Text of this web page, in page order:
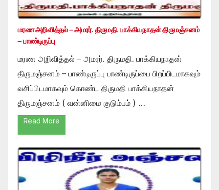
மரண அறிவித்தல் – அமரர். திருமதி. பாக்கியநாதன் திருமஞ்சனம்
– பாண்டிருப்பு
மரண அறிவித்தல் – அமரர். திருமதி. பாக்கியநாதன்
திருமஞ்சனம் – பாண்டிருப்பு பாண்டிருப்பை பிறப்பிடமாகவும்
வசிப்பிடமாகவும் கொண்ட திருமதி பாக்கியநாதன்
திருமஞ்சனம் ( வன்னிமை குடும்பம் ) …
Read More